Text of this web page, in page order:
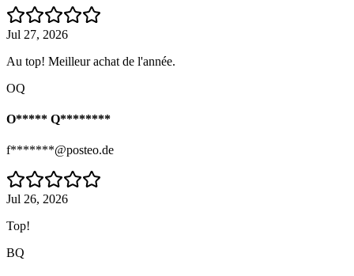
Jul 27, 2026
Au top! Meilleur achat de l'année.
OQ
O***** Q********
f*******@posteo.de
Jul 26, 2026
Top!
BQ